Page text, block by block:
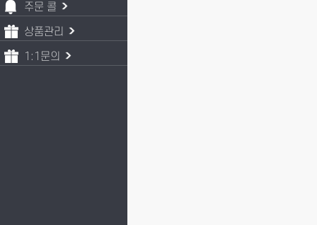
주문 콜
상품관리
1:1문의